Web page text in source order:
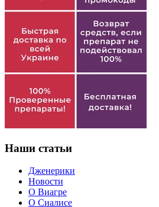
Наши статьи
Дженерики
Новости
О Виагре
О Сиалисе